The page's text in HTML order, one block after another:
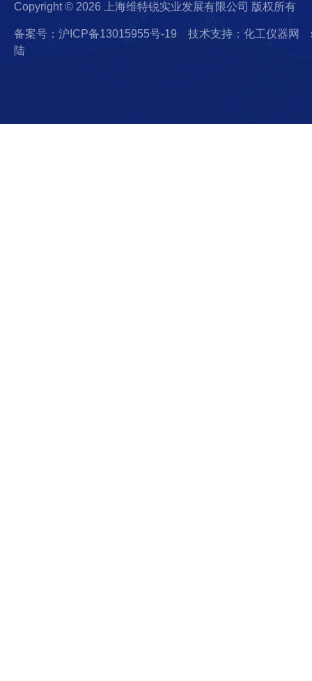
Copyright © 2026 上海维特锐实业发展有限公司 版权所有
备案号：沪ICP备13015955号-19 技术支持：化工仪器网
陆